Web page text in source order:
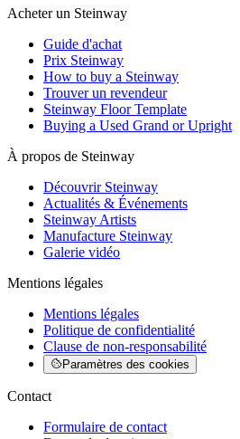
Acheter un Steinway
Guide d'achat
Prix Steinway
How to buy a Steinway
Trouver un revendeur
Steinway Floor Template
Buying a Used Grand or Upright
À propos de Steinway
Découvrir Steinway
Actualités & Événements
Steinway Artists
Manufacture Steinway
Galerie vidéo
Mentions légales
Mentions légales
Politique de confidentialité
Clause de non-responsabilité
Paramètres des cookies
Contact
Formulaire de contact